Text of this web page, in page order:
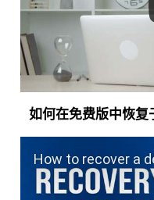
如何在免费版中恢复
How to recover a